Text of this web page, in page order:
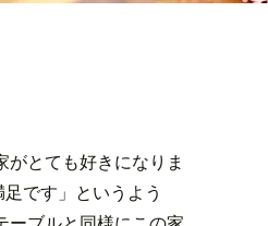
がとても好きになりま
です」というよう